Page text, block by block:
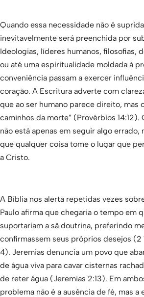
Quando essa necessidade não é
inevitavelmente será preenchida por
Ideologias, líderes humanos, filosofias,
ou até uma espiritualidade moldada à
conveniência passam a exercer
coração. A Escritura adverte com
que ao ser humano parece direito, mas
caminhos da morte” (Provérbios 14:12).
não está apenas em seguir algo errado,
que qualquer coisa tome o lugar que
a Cristo.
A Bíblia nos alerta repetidas vezes
Paulo afirma que chegaria o tempo em
suportariam a sã doutrina, preferindo
confirmassem seus próprios desejos
4). Jeremias denuncia um povo que
de água viva para cavar cisternas
de reter água (Jeremias 2:13). Em
problema não é a ausência de fé, mas a